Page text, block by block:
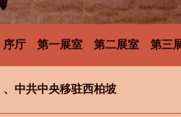
序厅 第一展室 第二展室 第三
中共中央移驻西柏坡